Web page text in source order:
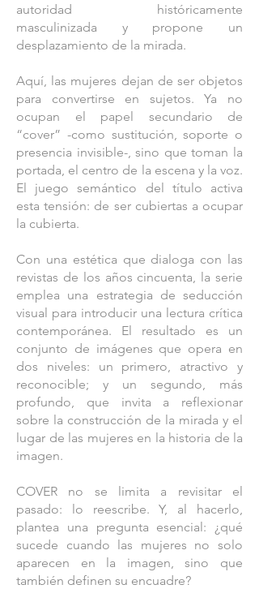
autoridad históricamente
masculinizada y propone un
desplazamiento de la mirada.
Aquí, las mujeres dejan de ser objetos
para convertirse en sujetos. Ya no
ocupan el papel secundario de
“cover” -como sustitución, soporte o
presencia invisible-, sino que toman la
portada, el centro de la escena y la voz.
El juego semántico del título activa
esta tensión: de ser cubiertas a ocupar
la cubierta.
Con una estética que dialoga con las
revistas de los años cincuenta, la serie
emplea una estrategia de seducción
visual para introducir una lectura crítica
contemporánea. El resultado es un
conjunto de imágenes que opera en
dos niveles: un primero, atractivo y
reconocible; y un segundo, más
profundo, que invita a reflexionar
sobre la construcción de la mirada y el
lugar de las mujeres en la historia de la
imagen.
COVER no se limita a revisitar el
pasado: lo reescribe. Y, al hacerlo,
plantea una pregunta esencial: ¿qué
sucede cuando las mujeres no solo
aparecen en la imagen, sino que
también definen su encuadre?